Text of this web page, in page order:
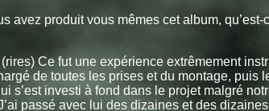
avez produit vous mêmes cet album,
(rires) Ce fut une expérience extrêmement
de toutes les prises et du montage, puis
s’est investi à fond dans le projet malgré
passé avec lui des dizaines et des